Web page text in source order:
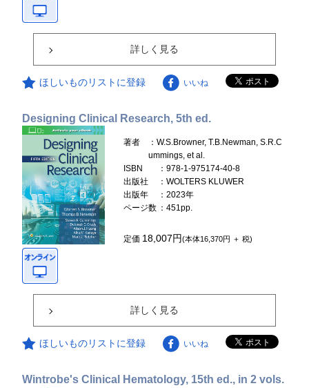
詳しく見る
ほしいものリストに登録 いいね
Designing Clinical Research, 5th ed.
著者
：W.S.Browner, T.B.Newman, S.R.C
ummings, et al.
ISBN
：978-1-975174-40-8
出版社
：WOLTERS KLUWER
出版年
：2023年
ページ数 ：451pp.
定価 18,007円(本体16,370円 ＋ 税)
詳しく見る
ほしいものリストに登録 いいね
Wintrobe's Clinical Hematology, 15th ed., in 2 vols.